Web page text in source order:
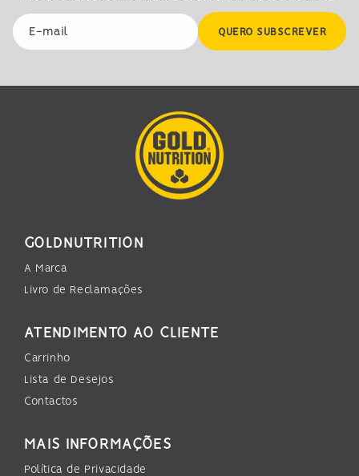
E-mail QUERO SUBSCREVER
GOLDNUTRITION
A Marca
Livro de Reclamações
ATENDIMENTO AO CLIENTE
Carrinho
Lista de Desejos
Contactos
MAIS INFORMAÇÕES
Política de Privacidade